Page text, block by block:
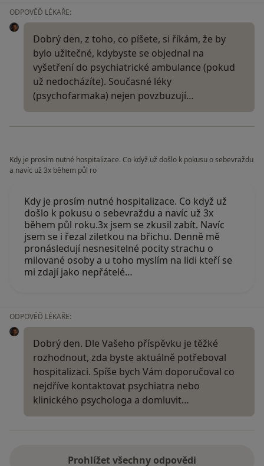
ODPOVĚĎ LÉKAŘE:
Dobrý den, z toho, co píšete, si říkám, že by
bylo užitečné, kdybyste se objednal na
vyšetření do psychiatrické ambulance (pokud
už nedocházíte). Současné léky
(psychofarmaka) nejen povzbuzují…
Kdy je prosím nutné hospitalizace. Co když už došlo k pokusu o sebevraždu
a navíc už 3x během půl ro
Kdy je prosím nutné hospitalizace. Co když už
došlo k pokusu o sebevraždu a navíc už 3x
během půl roku.3x jsem se zkusil zabít. Navíc
jsem se i řezal ziletkou na břichu. Denně mě
pronásledují nesnesitelné pocity strachu o
milované osoby a u toho myslím na lidi kteří se
mi zdají jako nepřátelé…
ODPOVĚĎ LÉKAŘE:
Dobrý den. Dle Vašeho příspěvku je těžké
rozhodnout, zda byste aktuálně potřeboval
hospitalizaci. Spíše bych Vám doporučoval co
nejdříve kontaktovat psychiatra nebo
klinického psychologa a domluvit…
Prohlížet všechny odpovědi